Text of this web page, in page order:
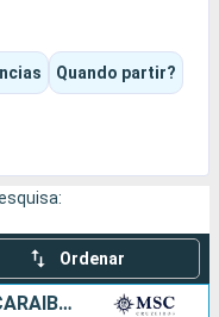
de peixe, cidades
paisagens do Pacífico.
pode ser muito
decididamente
Califórnia.
Quando partir?
Ordenar
ESTADOS UNIDOS, HONDURAS, CARAIBAS - MEXICO